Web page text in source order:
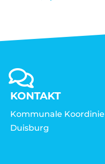
KONTAKT
Kommunale
Duisburg